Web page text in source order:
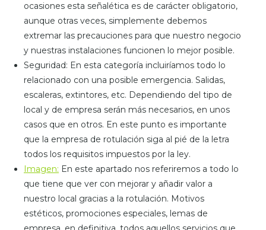
ocasiones esta señalética es de carácter obligatorio,
aunque otras veces, simplemente debemos
extremar las precauciones para que nuestro negocio
y nuestras instalaciones funcionen lo mejor posible.
Seguridad: En esta categoría incluiríamos todo lo
relacionado con una posible emergencia. Salidas,
escaleras, extintores, etc. Dependiendo del tipo de
local y de empresa serán más necesarios, en unos
casos que en otros. En este punto es importante
que la empresa de rotulación siga al pié de la letra
todos los requisitos impuestos por la ley.
Imagen: En este apartado nos referiremos a todo lo
que tiene que ver con mejorar y añadir valor a
nuestro local gracias a la rotulación. Motivos
estéticos, promociones especiales, lemas de